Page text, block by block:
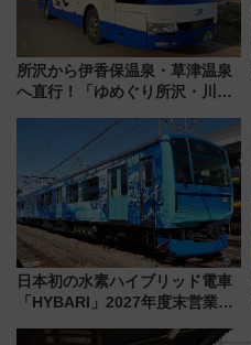
所沢から伊香保温泉・草津温泉
へ直行！「ゆめぐり所沢・川越
軽に 運行ダイヤ・運賃を解説
日本初の水素ハイブリッド電車
「HYBARI」2027年度末営業運